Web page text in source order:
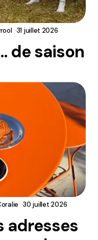
31 juillet 2026
de saison
30 juillet 2026
adresses